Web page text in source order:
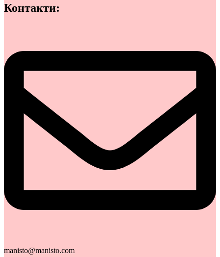
Контакти:
manisto@manisto.com